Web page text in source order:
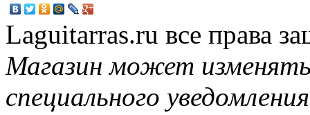
Laguitarras.ru все права
Магазин может
специального